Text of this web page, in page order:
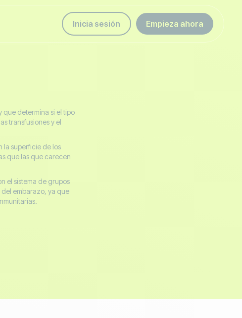
Inicia sesión Empieza ahora
que determina si el tipo
transfusiones y el
la superficie de los
que las que carecen
el sistema de grupos
del embarazo, ya que